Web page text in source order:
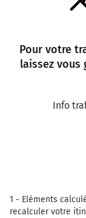
Pour votre
laissez vous
Info
1 - Eléments
recalculer votre